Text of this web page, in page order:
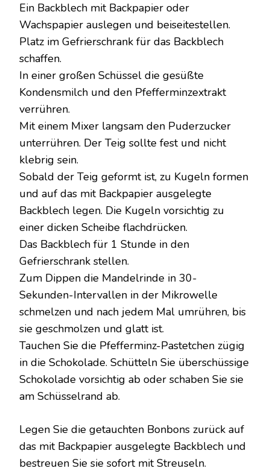
Ein Backblech mit Backpapier oder
Wachspapier auslegen und beiseitestellen.
Platz im Gefrierschrank für das Backblech
schaffen.
In einer großen Schüssel die gesüßte
Kondensmilch und den Pfefferminzextrakt
verrühren.
Mit einem Mixer langsam den Puderzucker
unterrühren. Der Teig sollte fest und nicht
klebrig sein.
Sobald der Teig geformt ist, zu Kugeln formen
und auf das mit Backpapier ausgelegte
Backblech legen. Die Kugeln vorsichtig zu
einer dicken Scheibe flachdrücken.
Das Backblech für 1 Stunde in den
Gefrierschrank stellen.
Zum Dippen die Mandelrinde in 30-
Sekunden-Intervallen in der Mikrowelle
schmelzen und nach jedem Mal umrühren, bis
sie geschmolzen und glatt ist.
Tauchen Sie die Pfefferminz-Pastetchen zügig
in die Schokolade. Schütteln Sie überschüssige
Schokolade vorsichtig ab oder schaben Sie sie
am Schüsselrand ab.
Legen Sie die getauchten Bonbons zurück auf
das mit Backpapier ausgelegte Backblech und
bestreuen Sie sie sofort mit Streuseln.